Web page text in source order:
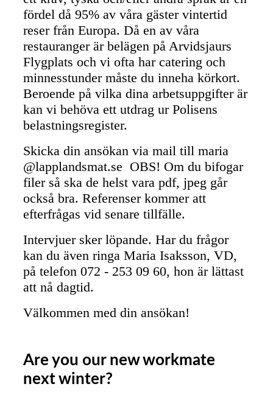
fördel då 95% av våra gäster vintertid
reser från Europa. Då en av våra
restauranger är belägen på Arvidsjaurs
Flygplats och vi ofta har catering och
minnesstunder måste du inneha körkort.
Beroende på vilka dina arbetsuppgifter är
kan vi behöva ett utdrag ur Polisens
belastningsregister.
Skicka din ansökan via mail till maria
@lapplandsmat.se OBS! Om du bifogar
filer så ska de helst vara pdf, jpeg går
också bra. Referenser kommer att
efterfrågas vid senare tillfälle.
Intervjuer sker löpande. Har du frågor
kan du även ringa Maria Isaksson, VD,
på telefon 072 - 253 09 60, hon är lättast
att nå dagtid.
Välkommen med din ansökan!
Are you our new workmate
next winter?